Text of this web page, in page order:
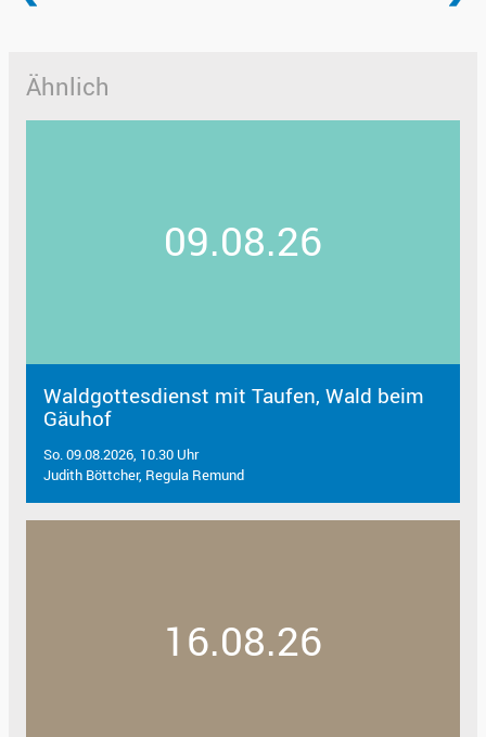
Ähnlich
09.08.26
Waldgottesdienst mit Taufen, Wald beim
Gäuhof
So. 09.08.2026, 10.30 Uhr
Judith Böttcher, Regula Remund
16.08.26